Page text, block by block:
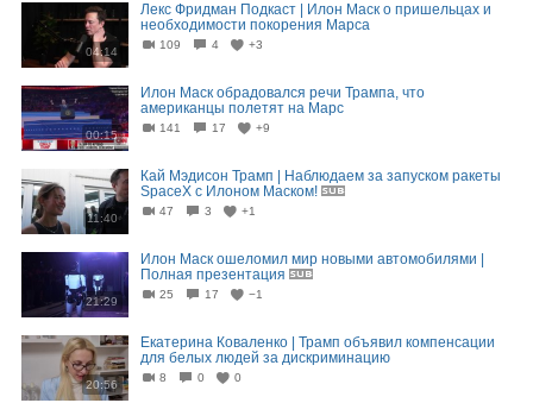
04:14
Лекс Фридман Подкаст | Илон Маск о пришельцах и
необходимости покорения Марса
109 4 +3
00:15
Илон Маск обрадовался речи Трампа, что
американцы полетят на Марс
141 17 +9
11:40
Кай Мэдисон Трамп | Наблюдаем за запуском ракеты
SpaceX с Илоном Маском!
47 3 +1
21:29
Илон Маск ошеломил мир новыми автомобилями |
Полная презентация
25 17 −1
20:56
Екатерина Коваленко | Трамп объявил компенсации
для белых людей за дискриминацию
8 0 0